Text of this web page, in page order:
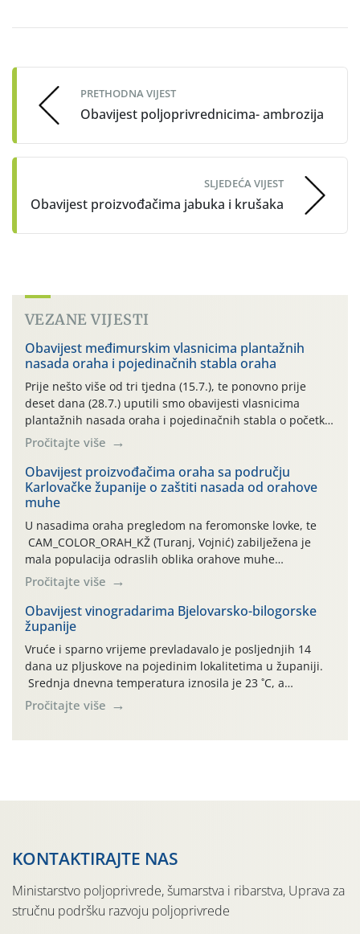
navigation
PRETHODNA VIJEST
Obavijest poljoprivrednicima- ambrozija
SLJEDEĆA VIJEST
Obavijest proizvođačima jabuka i krušaka
VEZANE VIJESTI
Obavijest međimurskim vlasnicima plantažnih
nasada oraha i pojedinačnih stabla oraha
Prije nešto više od tri tjedna (15.7.), te ponovno prije
deset dana (28.7.) uputili smo obavijesti vlasnicima
plantažnih nasada oraha i pojedinačnih stabla o početku
leta i ovogodišnjoj potrebi usmjerenog suzbijanja
orahove muhe (Rhagoletis completa)! Već dvanaest dana
traje drugi ovogodišnji “toplinski udar”, koji naročito
izražen zadnja šest dana (31.7.-05.8.), jer najviše
temperature zraka svakodnevno […]
Pročitajte više
Obavijest proizvođačima oraha sa području
Karlovačke županije o zaštiti nasada od orahove
muhe
U nasadima oraha pregledom na feromonske lovke, te
CAM_COLOR_ORAH_KŽ (Turanj, Vojnić) zabilježena je
mala populacija odraslih oblika orahove muhe
(Rhagoletis completa). Niska brojnost može se objasniti
činjenicom da je riječ o mladim nasadima s vrlo malim
urodom, što je povezano i s manjim brojem prezimjelih
jedinki. U starijim nasadima, na žutim ljepljivim Rebell
pločama s […]
Pročitajte više
Obavijest vinogradarima Bjelovarsko-bilogorske
županije
Vruće i sparno vrijeme prevladavalo je posljednjih 14
dana uz pljuskove na pojedinim lokalitetima u županiji.
Srednja dnevna temperatura iznosila je 23 ˚C, a
maksimalne su posljednjih dana dosezale do 35 ˚C.
Simptome plamenjače vinove loze (Plasmoparas
Pročitajte više
KONTAKTIRAJTE NAS
Ministarstvo poljoprivrede, šumarstva i ribarstva, Uprava za
stručnu podršku razvoju poljoprivrede